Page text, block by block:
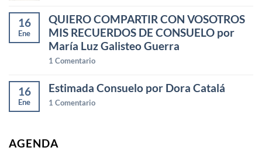
16
Ene
QUIERO COMPARTIR CON VOSOTROS
MIS RECUERDOS DE CONSUELO por
María Luz Galisteo Guerra
1 Comentario
16
Ene
Estimada Consuelo por Dora Catalá
1 Comentario
AGENDA